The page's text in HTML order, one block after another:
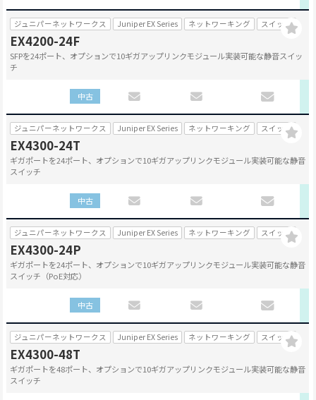
ジュニパーネットワークス Juniper EX Series ネットワーキング スイッチ
EX4200-24F
SFPを24ポート、オプションで10ギガアップリンクモジュール実装可能な静音スイッ
チ
中古
ジュニパーネットワークス Juniper EX Series ネットワーキング スイッチ
EX4300-24T
ギガポートを24ポート、オプションで10ギガアップリンクモジュール実装可能な静音
スイッチ
中古
ジュニパーネットワークス Juniper EX Series ネットワーキング スイッチ
EX4300-24P
ギガポートを24ポート、オプションで10ギガアップリンクモジュール実装可能な静音
スイッチ（PoE対応）
中古
ジュニパーネットワークス Juniper EX Series ネットワーキング スイッチ
EX4300-48T
ギガポートを48ポート、オプションで10ギガアップリンクモジュール実装可能な静音
スイッチ